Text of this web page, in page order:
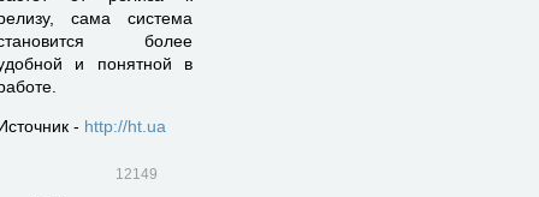
сама система
более
и понятной в
- http://ht.ua
12149